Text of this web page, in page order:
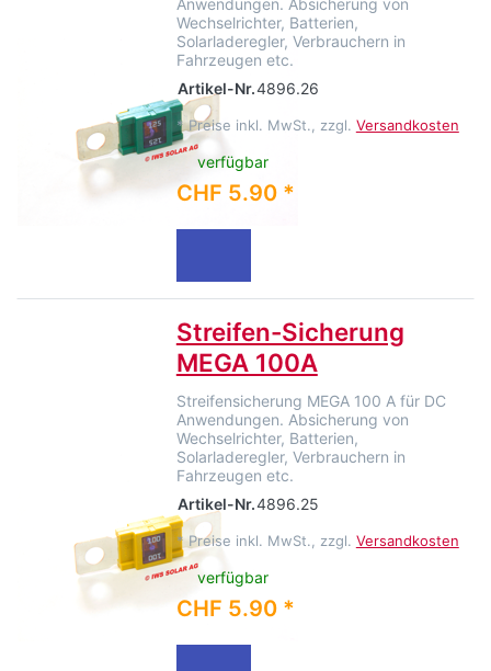
Wechselrichter, Batterien,
Solarladeregler, Verbrauchern in
Fahrzeugen etc.
Artikel-Nr.4896.26
* Preise inkl. MwSt., zzgl. Versandkosten
verfügbar
CHF 5.90 *
Streifen-Sicherung
MEGA 100A
Streifensicherung MEGA 100 A für DC
Anwendungen. Absicherung von
Wechselrichter, Batterien,
Solarladeregler, Verbrauchern in
Fahrzeugen etc.
Artikel-Nr.4896.25
* Preise inkl. MwSt., zzgl. Versandkosten
verfügbar
CHF 5.90 *